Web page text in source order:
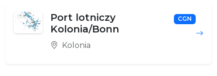
Port lotniczy
Kolonia/Bonn
CGN
Kolonia